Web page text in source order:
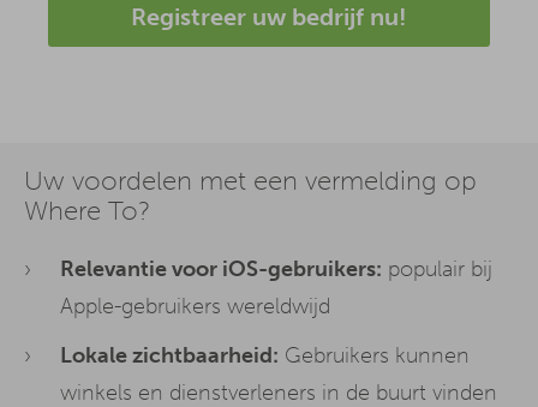
Registreer uw bedrijf nu!
Uw voordelen met een vermelding op
Where To?
Relevantie voor iOS-gebruikers: populair bij
Apple-gebruikers wereldwijd
Lokale zichtbaarheid: Gebruikers kunnen
winkels en dienstverleners in de buurt vinden